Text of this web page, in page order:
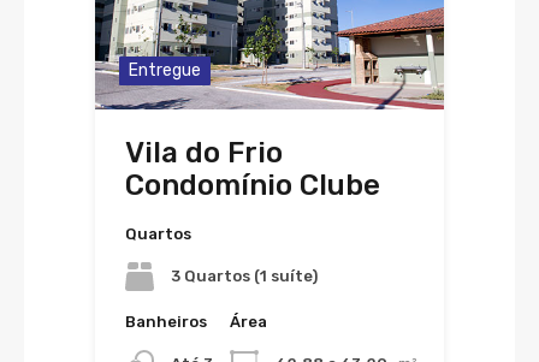
Entregue
Vila do Frio
Condomínio Clube
Quartos
3 Quartos (1 suíte)
Banheiros Área